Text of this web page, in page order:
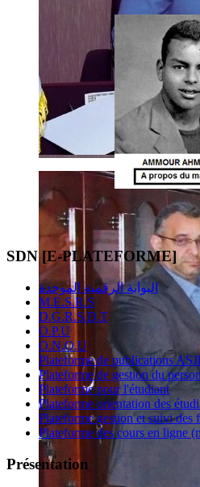
SDN [E-PLATEFORME]
البوابة الرقمية الموحدة
M.E.S.R.S
D.G.R.S.D.T
O.P.U
O.N.O.U
Plateforme de publications
Plateforme de gestion du
Plateforme pour l'étudiant
Plateforme orientation des
Plateforme gestion et suivi des
Plateforme des cours en ligne
Présentation